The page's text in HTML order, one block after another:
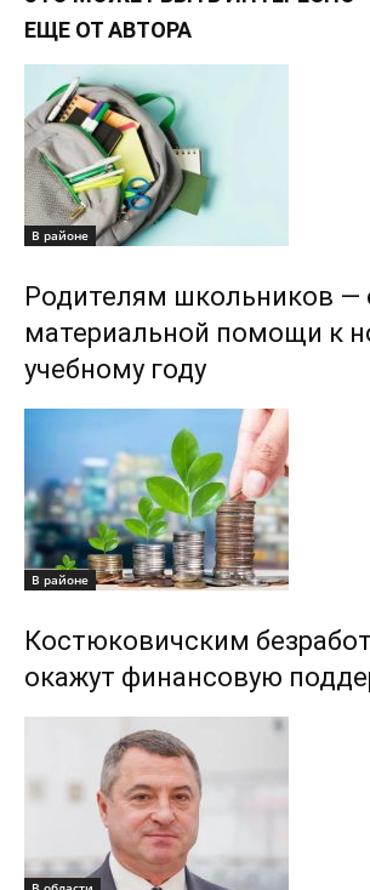
ЕЩЕ ОТ АВТОРА
В районе
Родителям школьников —
материальной помощи к
учебному году
В районе
Костюковичским
окажут финансовую